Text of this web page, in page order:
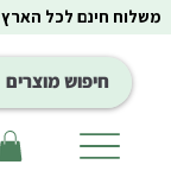
משלוח חינם לכל